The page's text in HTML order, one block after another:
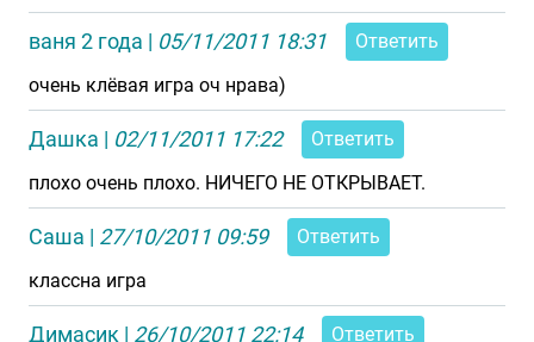
ваня 2 года | 05/11/2011 18:31
Ответить
очень клёвая игра оч нрава)
Дашка | 02/11/2011 17:22
Ответить
плохо очень плохо. НИЧЕГО НЕ ОТКРЫВАЕТ.
Саша | 27/10/2011 09:59
Ответить
классна игра
Димасик | 26/10/2011 22:14
Ответить